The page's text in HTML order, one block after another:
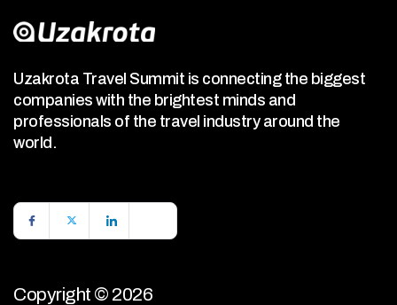
Uzakrota Travel Summit is connecting the biggest
companies with the brightest minds and
professionals of the travel industry around the
world.
Copyright © 2026